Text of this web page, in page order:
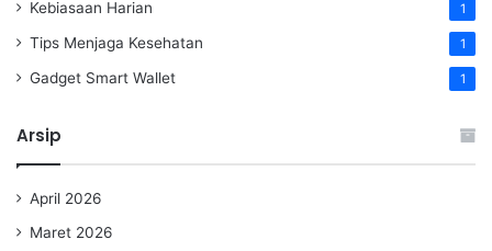
Kebiasaan Harian 1
Tips Menjaga Kesehatan 1
Gadget Smart Wallet 1
Arsip
April 2026
Maret 2026